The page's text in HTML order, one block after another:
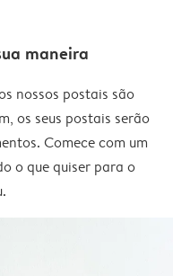
maneira
nossos postais são
os seus postais serão
Comece com um
o que quiser para o